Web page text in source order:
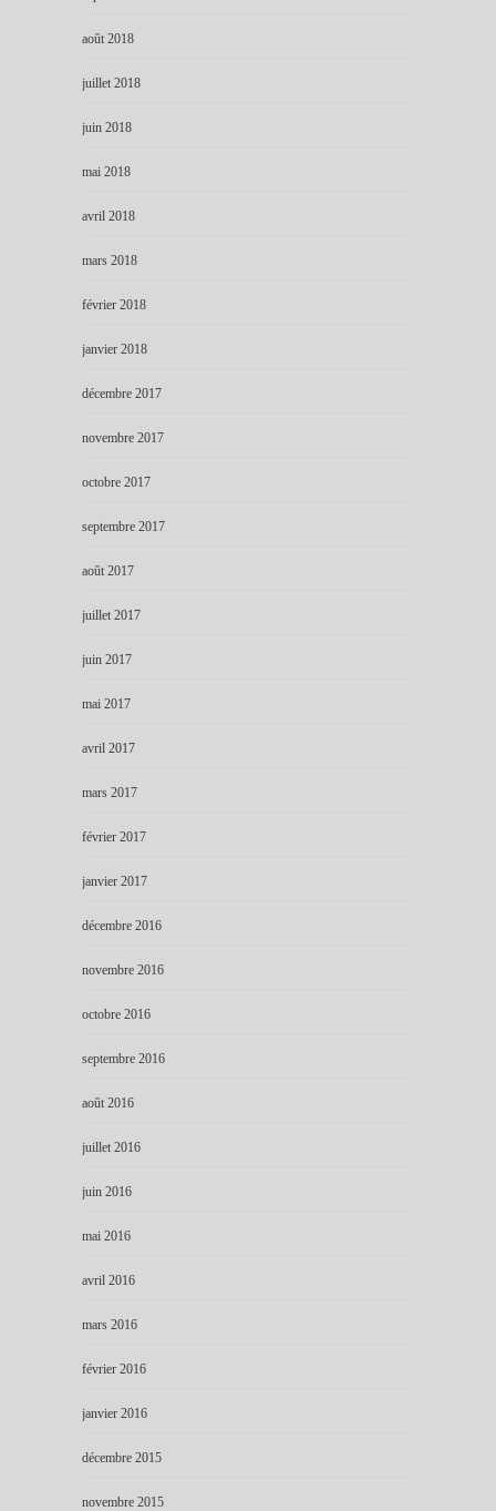
août 2018
juillet 2018
juin 2018
mai 2018
avril 2018
mars 2018
février 2018
janvier 2018
décembre 2017
novembre 2017
octobre 2017
septembre 2017
août 2017
juillet 2017
juin 2017
mai 2017
avril 2017
mars 2017
février 2017
janvier 2017
décembre 2016
novembre 2016
octobre 2016
septembre 2016
août 2016
juillet 2016
juin 2016
mai 2016
avril 2016
mars 2016
février 2016
janvier 2016
décembre 2015
novembre 2015